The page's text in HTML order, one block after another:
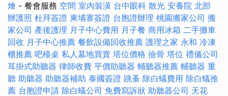
燴 - 餐會服務 空間 室內裝潢 台中眼科 散光 安養院 北部
辦護照 杜拜簽證 柬埔寨簽證 台胞證辦理 桃園搬家公司 搬
家公司 產後護理 月子中心費用 月子餐 商用冰箱 二手攤車
回收 月子中心推薦 餐飲設備回收推薦 護理之家 永和 冷凍
櫃推薦 吧檯桌 私人墓地買賣 塔位價格 撿骨 塔位 禮儀公司
耳掛式助聽器 律師收費 平價助聽器 輔聽器推薦 輔聽器 重
聽 助聽器 助聽器補助 泰國簽證 跳蚤 除白蟻費用 除白蟻推
薦 台胞證申請 除白蟻公司 免費寫訴狀 助聽器公司 天花